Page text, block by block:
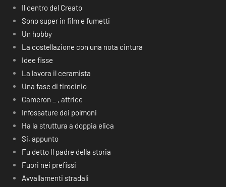
Il centro del Creato
Sono super in film e fumetti
Un hobby
La costellazione con una nota cintura
Idee fisse
La lavora il ceramista
Una fase di tirocinio
Cameron _ , attrice
Infossature dei polmoni
Ha la struttura a doppia elica
Si, appunto
Fu detto Il padre della storia
Fuori nei prefissi
Avvallamenti stradali